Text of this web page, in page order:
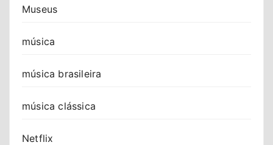
Museus
música
música brasileira
música clássica
Netflix